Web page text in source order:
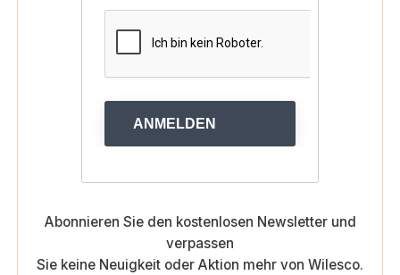
ANMELDEN
Abonnieren Sie den kostenlosen Newsletter und
verpassen
Sie keine Neuigkeit oder Aktion mehr von Wilesco.